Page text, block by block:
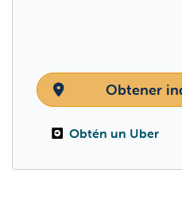
Obtener
Obtén un Uber